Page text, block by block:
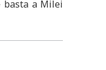
basta a Milei